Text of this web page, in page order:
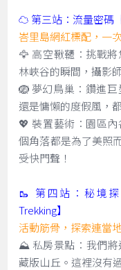
☁️ 第三站：流量密碼
峇里島網紅標配，一
🦅 高空鞦韆：挑戰
林峽谷的瞬間，攝影
🪺 夢幻鳥巢：鑽進
還是慵懶的度假風，
💖 裝置藝術：園區
個角落都是為了美照
受快門聲！
🥾 第四站：秘境
Trekking】
活動筋骨，探索連當
⛰️ 私房景點：我們將
藏版山丘。這裡沒有